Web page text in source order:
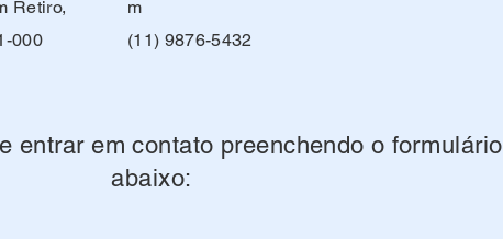
Retiro,
000
m
(11) 9876-5432
entrar em contato preenchendo o formulário
abaixo: